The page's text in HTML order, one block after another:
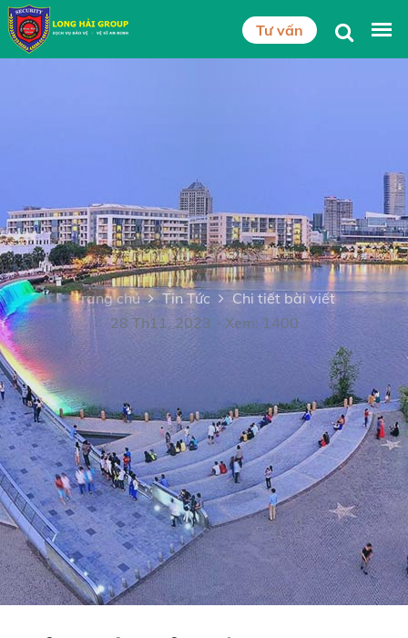
Tư vấn
Trang chủ Tin Tức
Chi tiết bài viết
28 Th11, 2023 - Xem: 1400